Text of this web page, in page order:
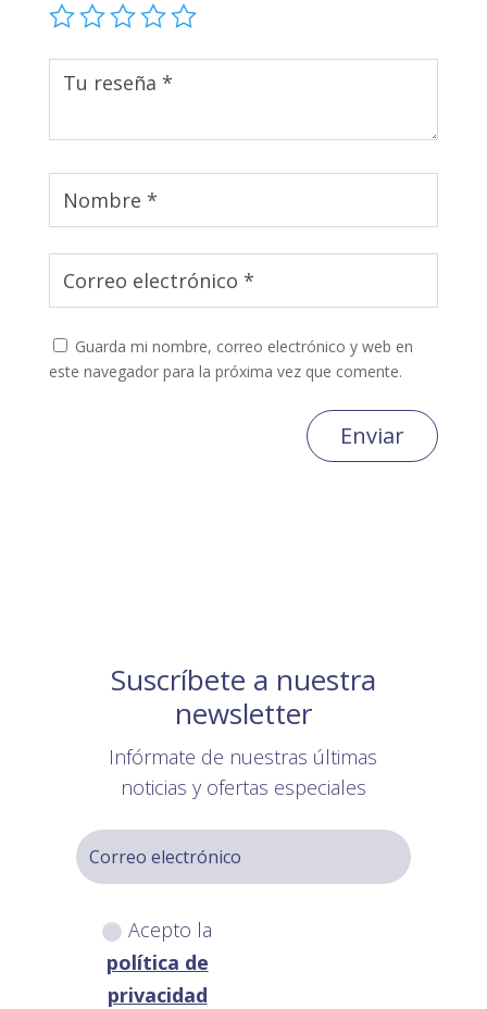
Guarda mi nombre, correo electrónico y web en
este navegador para la próxima vez que comente.
Enviar
Suscríbete a nuestra
newsletter
Infórmate de nuestras últimas
noticias y ofertas especiales
Acepto la
política de
privacidad